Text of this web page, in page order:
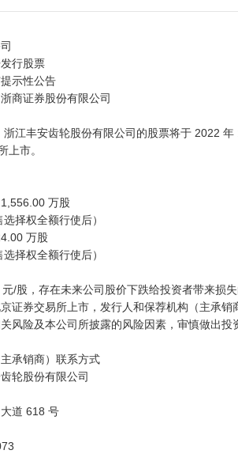
行股票
示性公告
商证券股份有限公司
江丰安齿轮股份有限公司的股票将于 2022 年
上市。
万股
择权全额行使后）
万股
择权全额行使后）
/股，存在未来公司股价下跌给投资者带来损
证券交易所上市，发行人和保荐机构（主承销
风险及本公司所披露的风险因素，审慎做出投
承销商）联系方式
轮股份有限公司
道 618 号